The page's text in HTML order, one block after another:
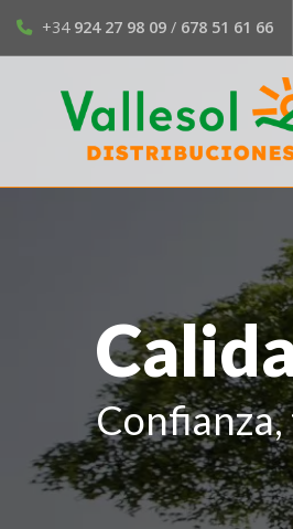
+34924 27 98 09 / 678 51 61 66